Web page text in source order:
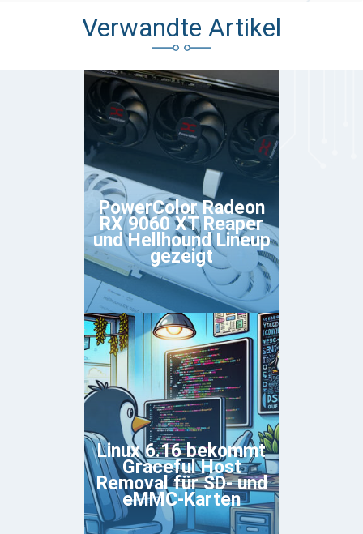
Verwandte Artikel
PowerColor Radeon
RX 9060 XT Reaper
und Hellhound Lineup
gezeigt
Linux 6.16 bekommt
Graceful Host
Removal für SD- und
eMMC-Karten